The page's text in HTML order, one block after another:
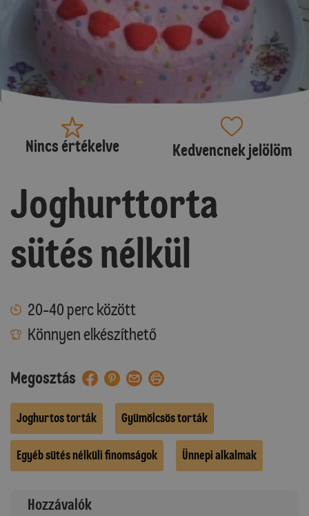
Nincs értékelve Kedvencnek jelölöm
Joghurttorta
sütés nélkül
20-40 perc között
Könnyen elkészíthető
Megosztás
Joghurtos torták Gyümölcsös torták
Egyéb sütés nélküli finomságok Ünnepi alkalmak
Hozzávalók